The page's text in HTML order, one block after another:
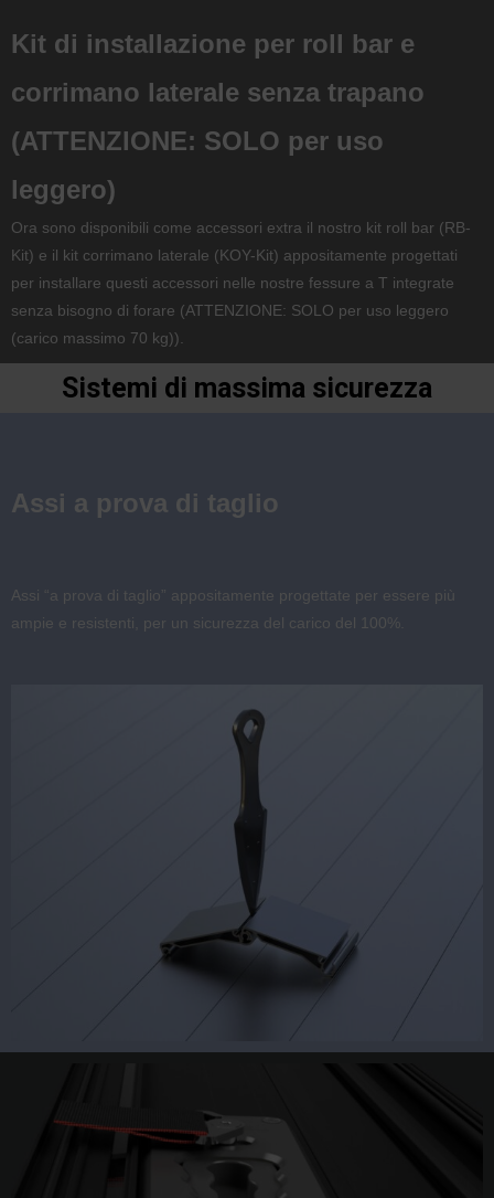
Kit di installazione per roll bar e
corrimano laterale senza trapano
(ATTENZIONE: SOLO per uso
leggero)
Ora sono disponibili come accessori extra il nostro kit roll bar (RB-
Kit) e il kit corrimano laterale (KOY-Kit) appositamente progettati
per installare questi accessori nelle nostre fessure a T integrate
senza bisogno di forare (ATTENZIONE: SOLO per uso leggero
(carico massimo 70 kg)).
Sistemi di massima sicurezza
Assi a prova di taglio
Assi “a prova di taglio” appositamente progettate per essere più
ampie e resistenti, per un sicurezza del carico del 100%.